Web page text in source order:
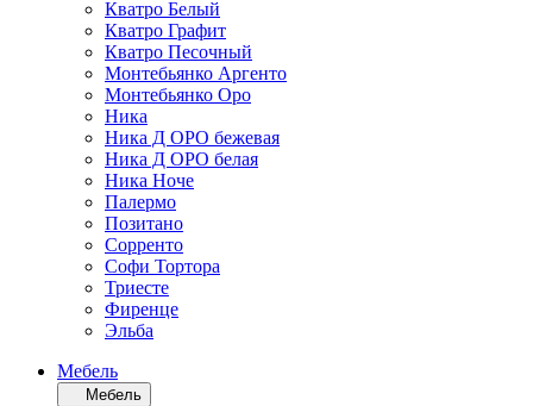
Кватро Белый
Кватро Графит
Кватро Песочный
Монтебьянко Аргенто
Монтебьянко Оро
Ника
Ника Д ОРО бежевая
Ника Д ОРО белая
Ника Ноче
Палермо
Позитано
Сорренто
Софи Тортора
Триесте
Фиренце
Эльба
Мебель
Мебель